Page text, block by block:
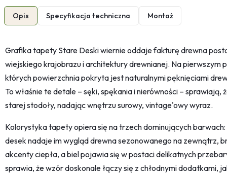
Opis Specyfikacja techniczna Montaż
Grafika tapety Stare Deski wiernie oddaje fakturę drewna
wiejskiego krajobrazu i architektury drewnianej. Na pierwszym
których powierzchnia pokryta jest naturalnymi pęknięciami
To właśnie te detale – sęki, spękania i nierówności –
starej stodoły, nadając wnętrzu surowy, vintage'owy wyraz.
Kolorystyka tapety opiera się na trzech dominujących
desek nadaje im wygląd drewna sezonowanego na zewnątrz,
akcenty ciepła, a biel pojawia się w postaci delikatnych
sprawia, że wzór doskonale łączy się z chłodnymi dodatkami,